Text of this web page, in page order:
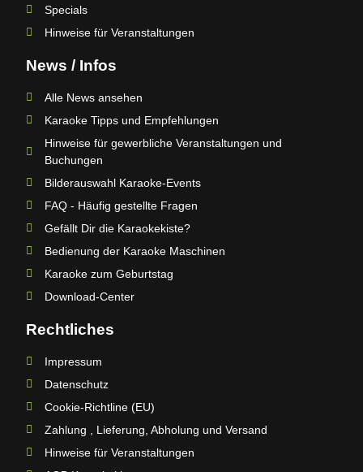
Specials
Hinweise für Veranstaltungen
News / Infos
Alle News ansehen
Karaoke Tipps und Empfehlungen
Hinweise für gewerbliche Veranstaltungen und
Buchungen
Bilderauswahl Karaoke-Events
FAQ - Häufig gestellte Fragen
Gefällt Dir die Karaokekiste?
Bedienung der Karaoke Maschinen
Karaoke zum Geburtstag
Download-Center
Rechtliches
Impressum
Datenschutz
Cookie-Richtline (EU)
Zahlung , Lieferung, Abholung und Versand
Hinweise für Veranstaltungen